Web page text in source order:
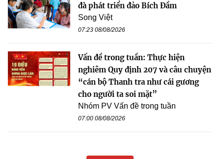
đà phát triển đảo Bích Đầm
Song Việt
07:23 08/08/2026
Vấn đề trong tuần: Thực hiện
nghiêm Quy định 207 và câu chuyện
“cán bộ Thanh tra như cái gương
cho người ta soi mặt”
Nhóm PV Vấn đề trong tuần
07:00 08/08/2026